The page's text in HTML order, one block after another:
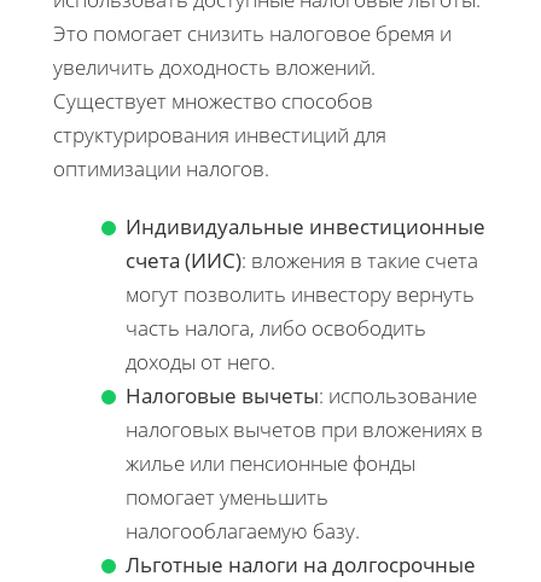
Это помогает снизить налоговое бремя и
увеличить доходность вложений.
Существует множество способов
структурирования инвестиций для
оптимизации налогов.
Индивидуальные инвестиционные
счета (ИИС): вложения в такие счета
могут позволить инвестору вернуть
часть налога, либо освободить
доходы от него.
Налоговые вычеты: использование
налоговых вычетов при вложениях в
жилье или пенсионные фонды
помогает уменьшить
налогооблагаемую базу.
Льготные налоги на долгосрочные